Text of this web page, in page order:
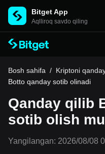
Bitget App
Aqlliroq savdo qiling
Bosh sahifa / Kriptoni
Botto qanday sotib olinadi
Qanday qilib
sotib olish
Yangilangan: 2026/08/08